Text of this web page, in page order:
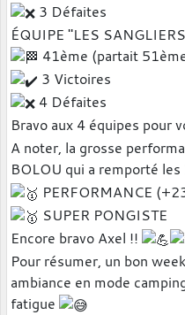
3 Défaites
ÉQUIPE "LES
41ème (partait
3 Victoires
4 Défaites
Bravo aux 4 équipes pour
A noter, la grosse
BOLOU qui a remporté
PERFORMANCE
SUPER PONGISTE
Encore bravo Axel !!
Pour résumer, un bon
ambiance en mode
fatigue